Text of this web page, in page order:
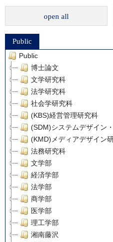
open all
Public
Public
博士論文
文学研究科
法学研究科
社会学研究科
(KBS)経営管理研究科
(SDM)システムデザイン
(KMD)メディアデザイン
法務研究科
文学部
経済学部
法学部
商学部
医学部
理工学部
湘南藤沢